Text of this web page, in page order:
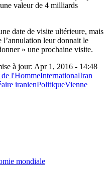
valeur de 4 milliards
date de visite ultérieure, mais
l’annulation leur donnait le
» une prochaine visite.
à jour: Apr 1, 2016 - 14:48
l'HommeInternationalIran
iranienPolitiqueVienne
mondiale